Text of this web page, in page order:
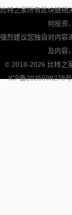
比特之家所有区块链相
何投资
强烈建议您独自对内容
及内容
© 2018-2026 比特之
ICP备2025508278